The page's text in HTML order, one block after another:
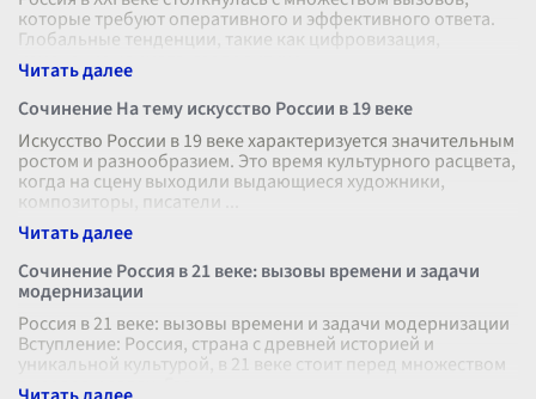
которые требуют оперативного и эффективного ответа.
Глобальные тенденции, такие как цифровизация,
изменение климата, геополитиче
Сочинение На тему искусство России в 19 веке
Искусство России в 19 веке характеризуется значительным
ростом и разнообразием. Это время культурного расцвета,
когда на сцену выходили выдающиеся художники,
композиторы, писатели
Сочинение Россия в 21 веке: вызовы времени и задачи
модернизации
Россия в 21 веке: вызовы времени и задачи модернизации
Вступление: Россия, страна с древней историей и
уникальной культурой, в 21 веке стоит перед множеством
вызовов и задач. Гло